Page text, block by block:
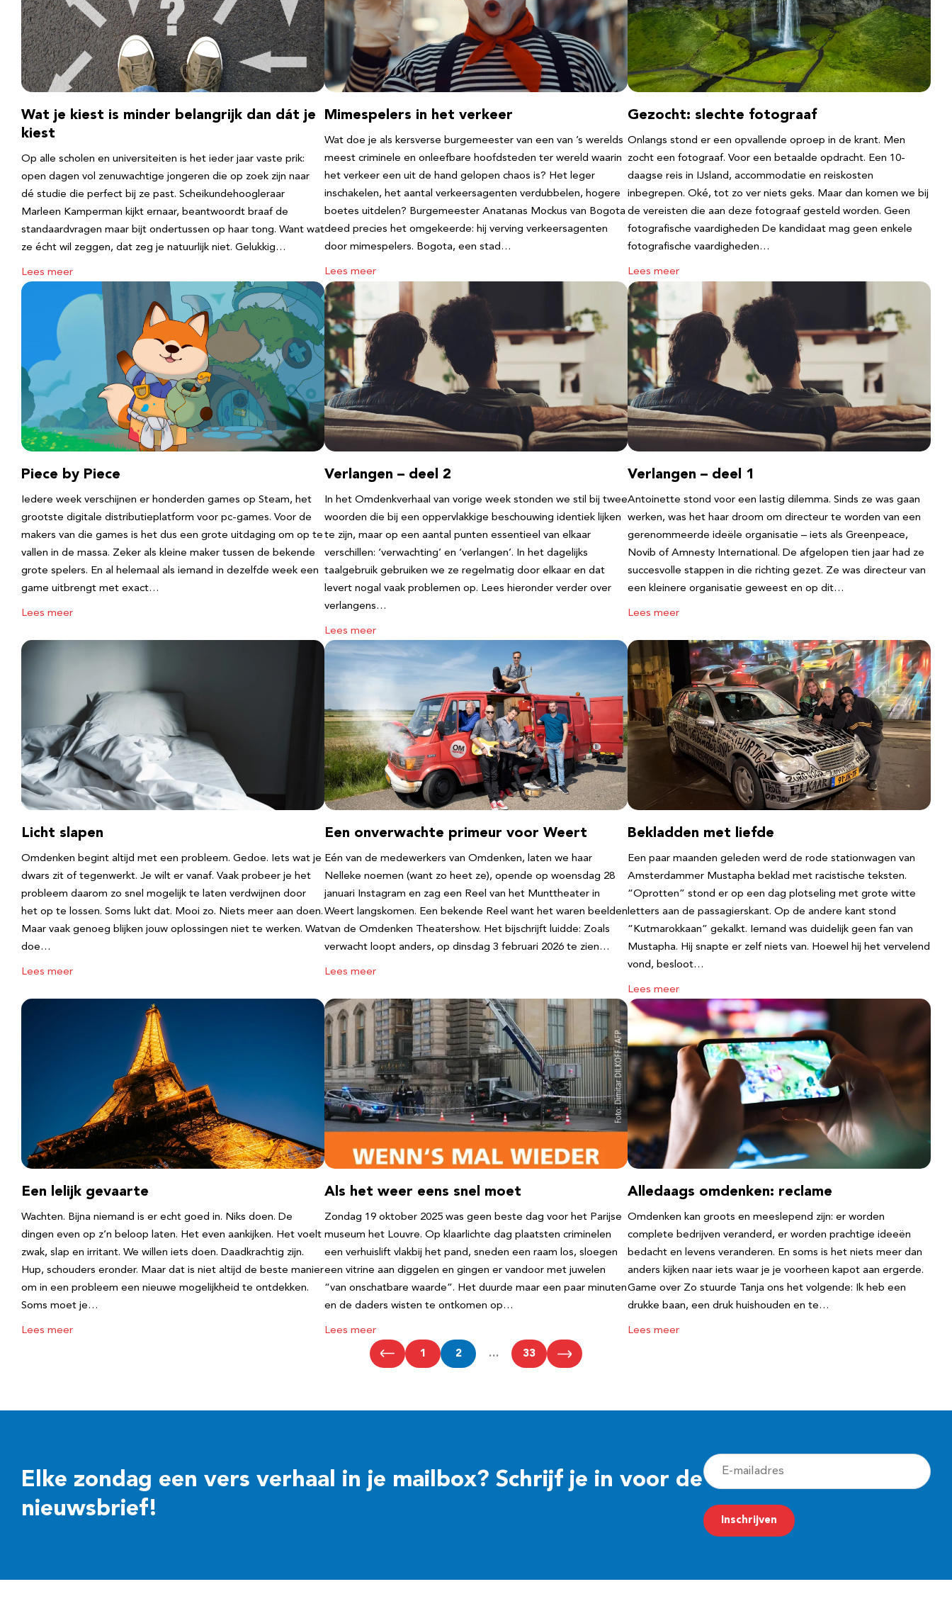
Wat je kiest is minder belangrijk dan dát je
kiest
Op alle scholen en universiteiten is het ieder jaar vaste prik:
open dagen vol zenuwachtige jongeren die op zoek zijn naar
dé studie die perfect bij ze past. Scheikundehoogleraar
Marleen Kamperman kijkt ernaar, beantwoordt braaf de
standaardvragen maar bijt ondertussen op haar tong. Want wat
ze écht wil zeggen, dat zeg je natuurlijk niet. Gelukkig…
Lees meer
Mimespelers in het verkeer
Wat doe je als kersverse burgemeester van een van ’s werelds
meest criminele en onleefbare hoofdsteden ter wereld waarin
het verkeer een uit de hand gelopen chaos is? Het leger
inschakelen, het aantal verkeersagenten verdubbelen, hogere
boetes uitdelen? Burgemeester Anatanas Mockus van Bogota
deed precies het omgekeerde: hij verving verkeersagenten
door mimespelers. Bogota, een stad…
Lees meer
Gezocht: slechte fotograaf
Onlangs stond er een opvallende oproep in de krant. Men
zocht een fotograaf. Voor een betaalde opdracht. Een 10-
daagse reis in IJsland, accommodatie en reiskosten
inbegrepen. Oké, tot zo ver niets geks. Maar dan komen we bij
de vereisten die aan deze fotograaf gesteld worden. Geen
fotografische vaardigheden De kandidaat mag geen enkele
fotografische vaardigheden…
Lees meer
Piece by Piece
Iedere week verschijnen er honderden games op Steam, het
grootste digitale distributieplatform voor pc-games. Voor de
makers van die games is het dus een grote uitdaging om op te
vallen in de massa. Zeker als kleine maker tussen de bekende
grote spelers. En al helemaal als iemand in dezelfde week een
game uitbrengt met exact…
Lees meer
Verlangen – deel 2
In het Omdenkverhaal van vorige week stonden we stil bij twee
woorden die bij een oppervlakkige beschouwing identiek lijken
te zijn, maar op een aantal punten essentieel van elkaar
verschillen: ‘verwachting’ en ‘verlangen’. In het dagelijks
taalgebruik gebruiken we ze regelmatig door elkaar en dat
levert nogal vaak problemen op. Lees hieronder verder over
verlangens…
Lees meer
Verlangen – deel 1
Antoinette stond voor een lastig dilemma. Sinds ze was gaan
werken, was het haar droom om directeur te worden van een
gerenommeerde ideële organisatie – iets als Greenpeace,
Novib of Amnesty International. De afgelopen tien jaar had ze
succesvolle stappen in die richting gezet. Ze was directeur van
een kleinere organisatie geweest en op dit…
Lees meer
Licht slapen
Omdenken begint altijd met een probleem. Gedoe. Iets wat je
dwars zit of tegenwerkt. Je wilt er vanaf. Vaak probeer je het
probleem daarom zo snel mogelijk te laten verdwijnen door
het op te lossen. Soms lukt dat. Mooi zo. Niets meer aan doen.
Maar vaak genoeg blijken jouw oplossingen niet te werken. Wat
doe…
Lees meer
Een onverwachte primeur voor Weert
Eén van de medewerkers van Omdenken, laten we haar
Nelleke noemen (want zo heet ze), opende op woensdag 28
januari Instagram en zag een Reel van het Munttheater in
Weert langskomen. Een bekende Reel want het waren beelden
van de Omdenken Theatershow. Het bijschrijft luidde: Zoals
verwacht loopt anders, op dinsdag 3 februari 2026 te zien…
Lees meer
Bekladden met liefde
Een paar maanden geleden werd de rode stationwagen van
Amsterdammer Mustapha beklad met racistische teksten.
“Oprotten” stond er op een dag plotseling met grote witte
letters aan de passagierskant. Op de andere kant stond
“Kutmarokkaan” gekalkt. Iemand was duidelijk geen fan van
Mustapha. Hij snapte er zelf niets van. Hoewel hij het vervelend
vond, besloot…
Lees meer
Een lelijk gevaarte
Wachten. Bijna niemand is er echt goed in. Niks doen. De
dingen even op z’n beloop laten. Het even aankijken. Het voelt
zwak, slap en irritant. We willen iets doen. Daadkrachtig zijn.
Hup, schouders eronder. Maar dat is niet altijd de beste manier
om in een probleem een nieuwe mogelijkheid te ontdekken.
Soms moet je…
Lees meer
Als het weer eens snel moet
Zondag 19 oktober 2025 was geen beste dag voor het Parijse
museum het Louvre. Op klaarlichte dag plaatsten criminelen
een verhuislift vlakbij het pand, sneden een raam los, sloegen
een vitrine aan diggelen en gingen er vandoor met juwelen
“van onschatbare waarde”. Het duurde maar een paar minuten
en de daders wisten te ontkomen op…
Lees meer
Alledaags omdenken: reclame
Omdenken kan groots en meeslepend zijn: er worden
complete bedrijven veranderd, er worden prachtige ideeën
bedacht en levens veranderen. En soms is het niets meer dan
anders kijken naar iets waar je je voorheen kapot aan ergerde.
Game over Zo stuurde Tanja ons het volgende: Ik heb een
drukke baan, een druk huishouden en te…
Lees meer
1 2 … 33
Elke zondag een vers verhaal in je mailbox? Schrijf je in voor de
nieuwsbrief!
E
-
m
a
Inschrijven